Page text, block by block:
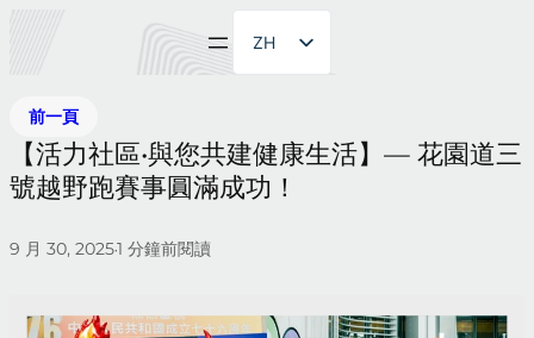
ZH
前一頁
【活力社區•與您共建健康生活】— 花園道三
號越野跑賽事圓滿成功！
9 月 30, 2025•1 分鐘前閱讀